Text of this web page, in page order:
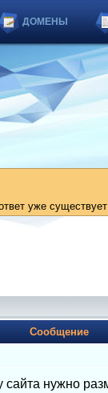
ДОМЕНЫ
уже
Сообщение
нужно